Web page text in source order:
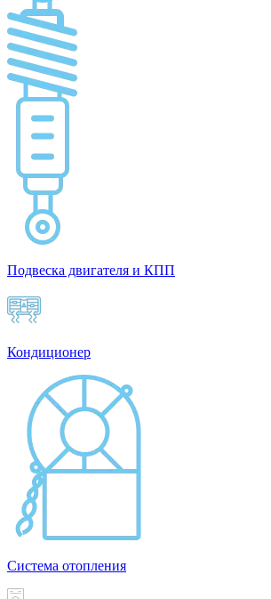
Подвеска двигателя и КПП
Кондиционер
Система отопления